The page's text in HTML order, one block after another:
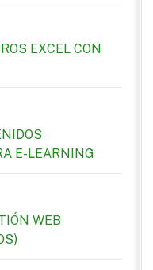
EXCEL CON
E-LEARNING
WEB